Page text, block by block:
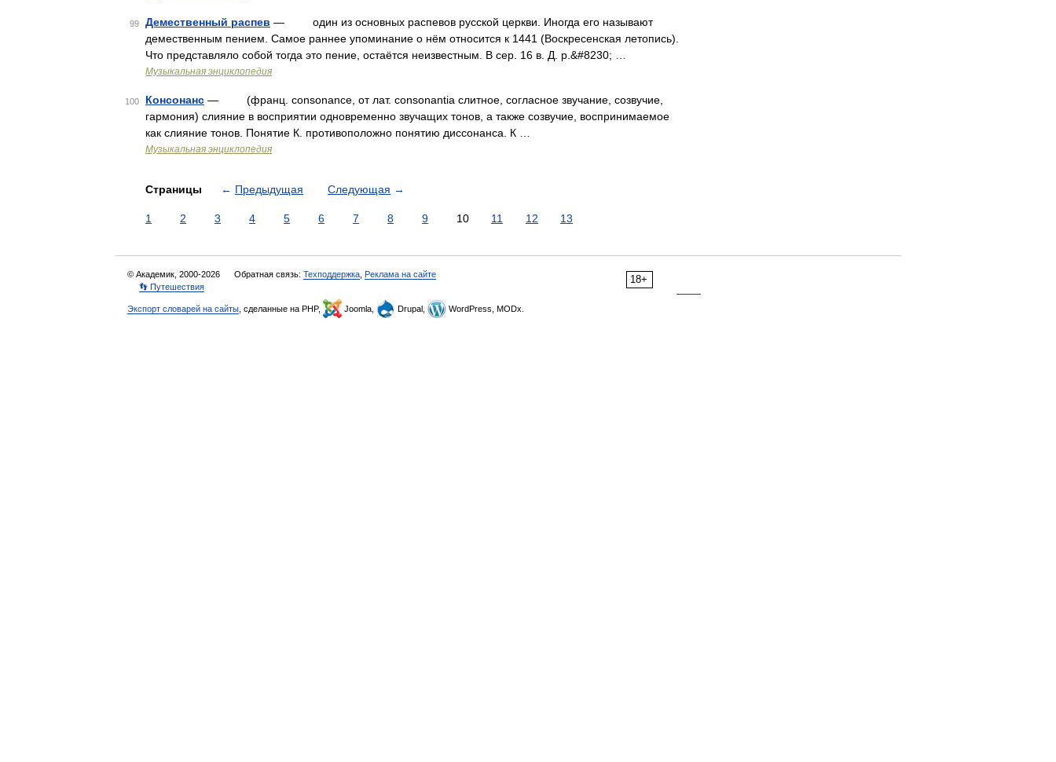
99 Демественный распев — один из основных распевов русской церкви. Иногда его называют
демественным пением. Самое раннее упоминание о нём относится к 1441 (Воскресенская летопись).
Что представляло собой тогда это пение, остаётся неизвестным. В сер. 16 в. Д. р.&#8230; …
Музыкальная энциклопедия
100 Консонанс — (франц. consonance, от лат. consonantia слитное, согласное звучание, созвучие,
гармония) слияние в восприятии одновременно звучащих тонов, а также созвучие, воспринимаемое
как слияние тонов. Понятие К. противоположно понятию диссонанса. К …
Музыкальная энциклопедия
Страницы ← Предыдущая Следующая →
1 2 3 4 5 6 7 8 9 10 11 12 13
18+
© Академик, 2000-2026 Обратная связь: Техподдержка Реклама на сайте
👣 Путешествия
Экспорт словарей на сайты , сделанные на PHP, Joomla, Drupal, WordPress, MODx.